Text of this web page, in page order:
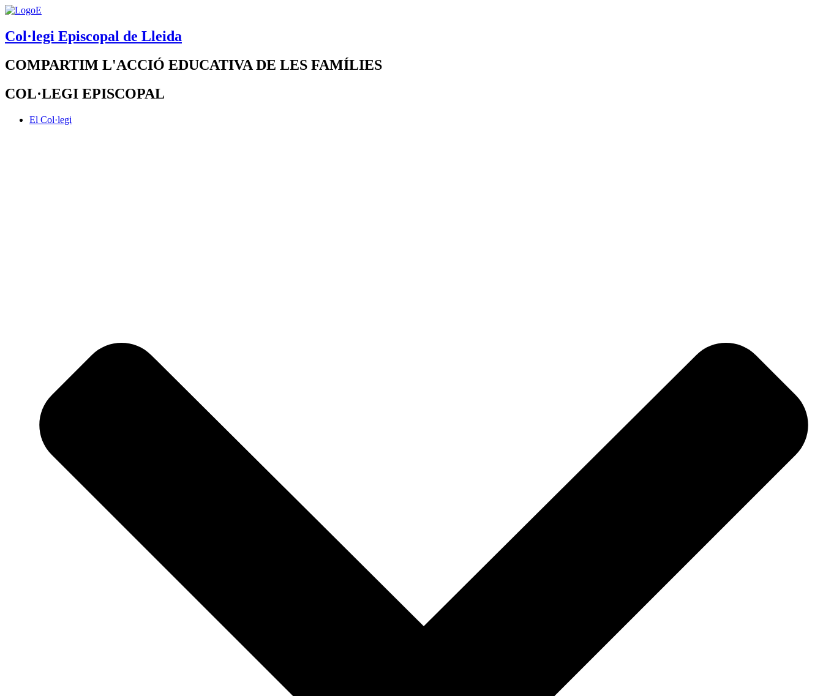
Col·legi Episcopal de Lleida
COMPARTIM L'ACCIÓ EDUCATIVA DE LES FAMÍLIES
COL·LEGI EPISCOPAL
El Col·legi